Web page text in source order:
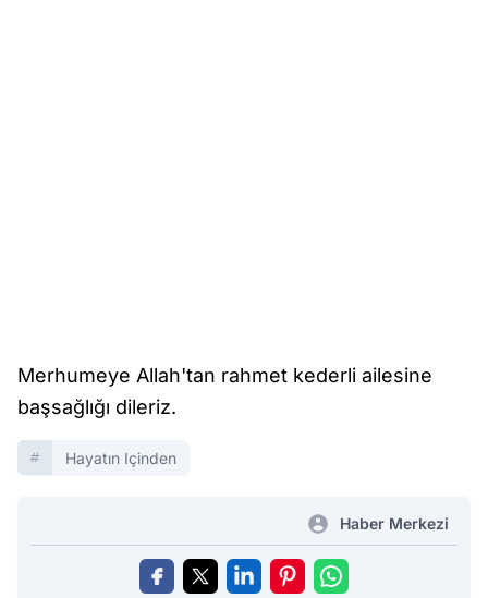
Merhumeye Allah'tan rahmet kederli ailesine
başsağlığı dileriz.
Hayatın Içinden
Haber Merkezi